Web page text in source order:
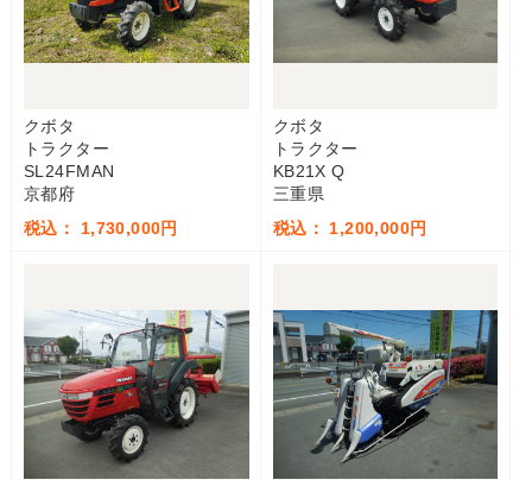
クボタ
トラクター
SL24FMAN
京都府
税込： 1,730,000円
クボタ
トラクター
KB21X Q
三重県
税込： 1,200,000円